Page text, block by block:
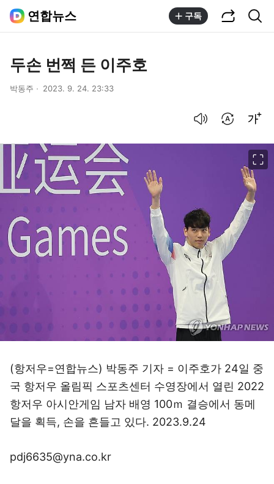
연합뉴스 구독
두손 번쩍 든 이주호
박동주 2023. 9. 24. 23:33
(항저우=연합뉴스) 박동주 기자 = 이주호가 24일 중
국 항저우 올림픽 스포츠센터 수영장에서 열린 2022
항저우 아시안게임 남자 배영 100ｍ 결승에서 동메
달을 획득, 손을 흔들고 있다. 2023.9.24
pdj6635@yna.co.kr